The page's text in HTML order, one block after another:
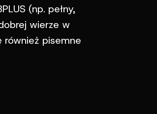
(np. pełny,
wierze w
również pisemne